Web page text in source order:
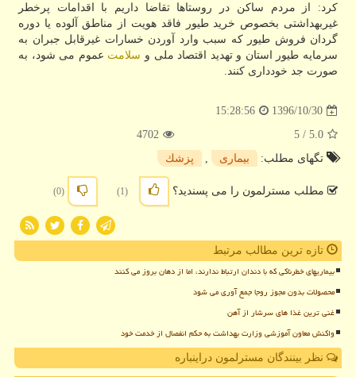
كرد: از مردم ساكن در روستاها تقاضا داریم با اقدامات پرخطر
غیربهداشتی بخصوص خرید طیور فاقد هویت از مناطق آلوده یا دوره
گردان فروش طیور كه سبب وارد آوردن خسارات غیرقابل جبران به
سرمایه طیور استان و تهدید اقتصاد ملی و سلامت عموم می شود، به
صورت جد خودداری كنند.
1396/10/30
15:28:56
5.0
/ 5
4702
تگهای مطلب:
بیماری , پزشك
مطلب مسترلمون را می پسندید؟ (1)
(0)
تازه ترین مطالب مرتبط
بیماریهای خطرناکی که با دندان ارتباط ندارند، اما از دهان بروز می کنند
محصولات بدون مجوز روجا جمع آوری می شود
غنی ترین غذا های سرشار از آهن
واکنش معاون آموزشی وزارت بهداشت به حکم انفصال از خدمت خود
نظر بینندگان مسترلمون دراینباره